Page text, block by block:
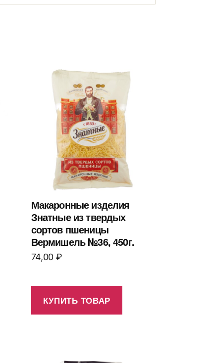
Макаронные изделия
Знатные из твердых
сортов пшеницы
Вермишель №36, 450г.
74,00 ₽
КУПИТЬ ТОВАР